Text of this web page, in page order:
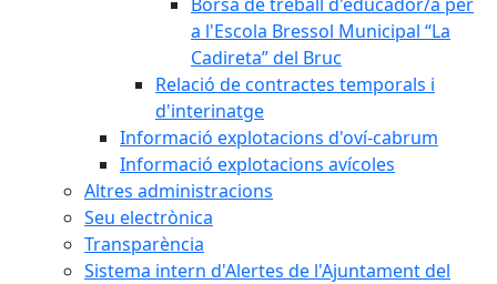
a l'Escola Bressol Municipal “La
Cadireta” del Bruc
Relació de contractes temporals i
d'interinatge
Informació explotacions d'oví-cabrum
Informació explotacions avícoles
Altres administracions
Seu electrònica
Transparència
Sistema intern d'Alertes de l'Ajuntament del